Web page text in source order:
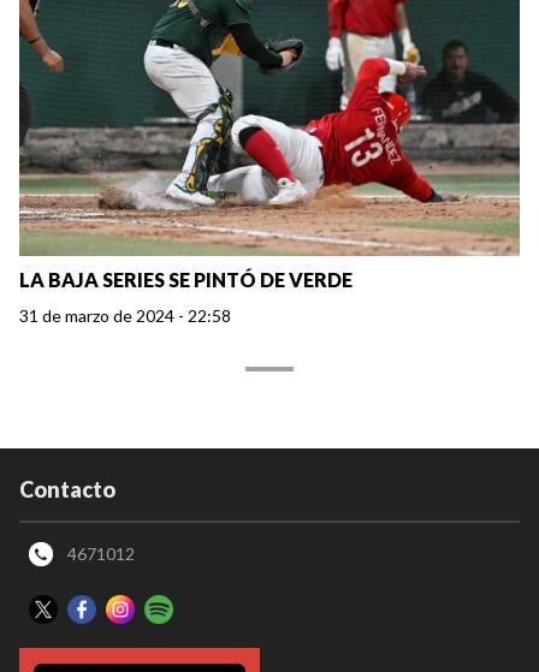
LA BAJA SERIES SE PINTÓ DE VERDE
31 de marzo de 2024 - 22:58
Contacto
4671012